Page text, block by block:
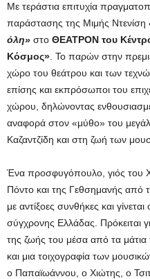
Με τεράστια επιτυχία
παράστασης της Μιμής Ντενίση
όλη» στο ΘΕΑΤΡΟΝ του
Κόσμος» . Το παρών στην
χώρο του θεάτρου και των
επίσης και εκπρόσωποι του
χώρου, δηλώνοντας
αναφορά στον «μύθο» του
Καζαντζίδη και στη ζωή των
Ένα προσφυγόπουλο, γιός του
Πόντο και της Γεθσημανής από
με αντίξοες συνθήκες και
σύγχρονης Ελλάδας. Πρόκειται
της ζωής του μέσα από τα
και μια τοιχογραφία των
ο Παπαϊωάννου, ο Χιώτης, ο